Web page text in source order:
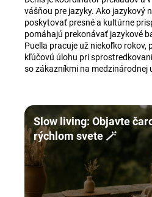
vášňou pre jazyky. Ako jazykový
poskytovať presné a kultúrne
pomáhajú prekonávať jazykové
Puella pracuje už niekoľko rokov,
kľúčovú úlohu pri
so zákazníkmi na medzinárodnej
Slow living: Objavte
rýchlom svete 🪄